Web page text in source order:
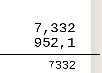
7,332
952,1
7332